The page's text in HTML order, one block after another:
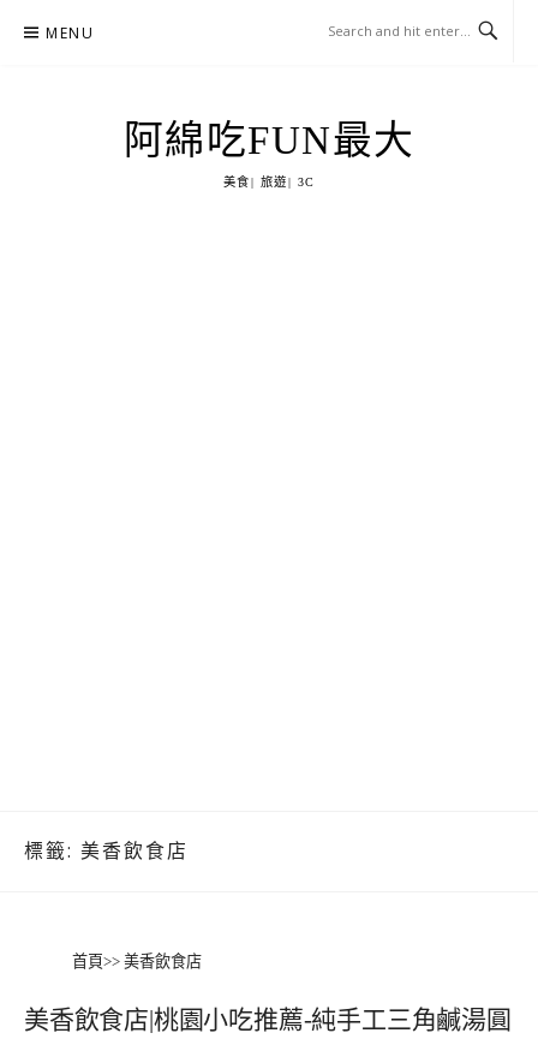
MENU
阿綿吃FUN最大
美食| 旅遊| 3C
標籤: 美香飲食店
首頁>> 美香飲食店
美香飲食店|桃園小吃推薦-純手工三角鹹湯圓